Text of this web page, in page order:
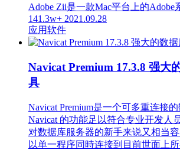
Adobe Zii是一款Mac平台上的Adobe
141.3w+ 2021.09.28
应用软件
Navicat Premium 17.3.8 强大
具
Navicat Premium是一个可多重连接
Navicat 的功能足以符合专业开发人
对数据库服务器的新手来说又相当
以单一程序同時连接到目前世面上